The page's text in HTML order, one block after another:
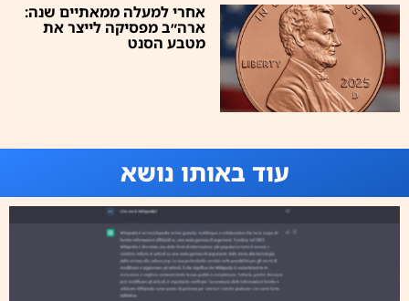
אחרי למעלה ממאתיים שנה:
ארה״ב מפסיקה לייצר את
מטבע הסנט
עוד באותו נושא